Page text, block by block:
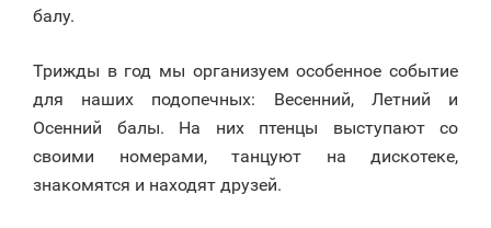
балу.
Трижды в год мы организуем особенное событие
для наших подопечных: Весенний, Летний и
Осенний балы. На них птенцы выступают со
своими номерами, танцуют на дискотеке,
знакомятся и находят друзей.